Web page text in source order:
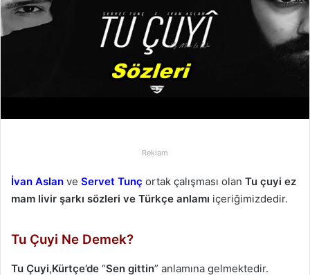
d
e
k
Reklam
İvan Aslan ve Servet Tunç ortak çalışması olan Tu çuyi ez
mam livir şarkı sözleri ve Türkçe anlamı içeriğimizdedir.
Tu Çuyi Ne Demek?
Tu Çuyi,Kürtçe’de “Sen gittin” anlamına gelmektedir.